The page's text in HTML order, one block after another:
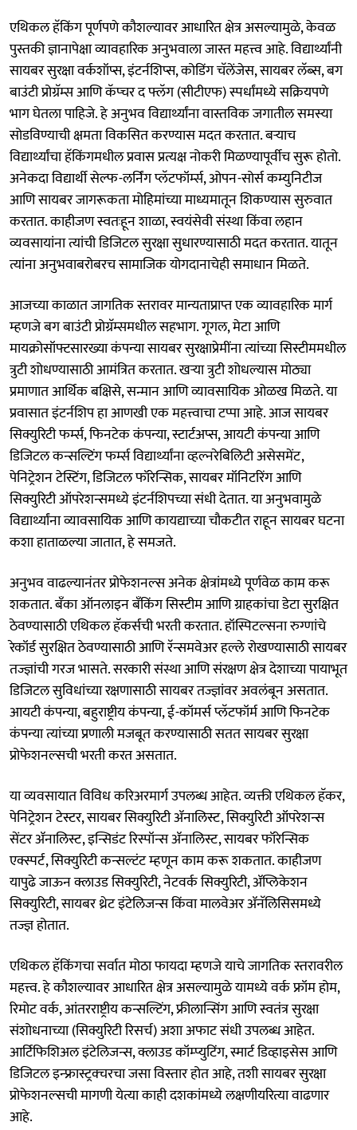
एथिकल हॅकिंग पूर्णपणे कौशल्यावर आधारित क्षेत्र असल्यामुळे, केवळ
पुस्तकी ज्ञानापेक्षा व्यावहारिक अनुभवाला जास्त महत्त्व आहे. विद्यार्थ्यांनी
सायबर सुरक्षा वर्कशॉप्स, इंटर्नशिप्स, कोडिंग चॅलेंजेस, सायबर लॅब्स, बग
बाउंटी प्रोग्रॅम्स आणि कॅप्चर द फ्लॅग (सीटीएफ) स्पर्धांमध्ये सक्रियपणे
भाग घेतला पाहिजे. हे अनुभव विद्यार्थ्यांना वास्तविक जगातील समस्या
सोडविण्याची क्षमता विकसित करण्यास मदत करतात. बऱ्याच
विद्यार्थ्यांचा हॅकिंगमधील प्रवास प्रत्यक्ष नोकरी मिळण्यापूर्वीच सुरू होतो.
अनेकदा विद्यार्थी सेल्फ-लर्निंग प्लॅटफॉर्म्स, ओपन-सोर्स कम्युनिटीज
आणि सायबर जागरूकता मोहिमांच्या माध्यमातून शिकण्यास सुरुवात
करतात. काहीजण स्वतःहून शाळा, स्वयंसेवी संस्था किंवा लहान
व्यवसायांना त्यांची डिजिटल सुरक्षा सुधारण्यासाठी मदत करतात. यातून
त्यांना अनुभवाबरोबरच सामाजिक योगदानाचेही समाधान मिळते.
आजच्या काळात जागतिक स्तरावर मान्यताप्राप्त एक व्यावहारिक मार्ग
म्हणजे बग बाउंटी प्रोग्रॅम्समधील सहभाग. गूगल, मेटा आणि
मायक्रोसॉफ्टसारख्या कंपन्या सायबर सुरक्षाप्रेमींना त्यांच्या सिस्टीममधील
त्रुटी शोधण्यासाठी आमंत्रित करतात. खऱ्या त्रुटी शोधल्यास मोठ्या
प्रमाणात आर्थिक बक्षिसे, सन्मान आणि व्यावसायिक ओळख मिळते. या
प्रवासात इंटर्नशिप हा आणखी एक महत्त्वाचा टप्पा आहे. आज सायबर
सिक्युरिटी फर्म्स, फिनटेक कंपन्या, स्टार्टअप्स, आयटी कंपन्या आणि
डिजिटल कन्सल्टिंग फर्म्स विद्यार्थ्यांना व्हल्नरेबिलिटी असेसमेंट,
पेनिट्रेशन टेस्टिंग, डिजिटल फॉरेन्सिक, सायबर मॉनिटरिंग आणि
सिक्युरिटी ऑपरेशन्समध्ये इंटर्नशिपच्या संधी देतात. या अनुभवामुळे
विद्यार्थ्यांना व्यावसायिक आणि कायद्याच्या चौकटीत राहून सायबर घटना
कशा हाताळल्या जातात, हे समजते.
अनुभव वाढल्यानंतर प्रोफेशनल्स अनेक क्षेत्रांमध्ये पूर्णवेळ काम करू
शकतात. बँका ऑनलाइन बँकिंग सिस्टीम आणि ग्राहकांचा डेटा सुरक्षित
ठेवण्यासाठी एथिकल हॅकर्सची भरती करतात. हॉस्पिटल्सना रुग्णांचे
रेकॉर्ड सुरक्षित ठेवण्यासाठी आणि रॅन्समवेअर हल्ले रोखण्यासाठी सायबर
तज्ज्ञांची गरज भासते. सरकारी संस्था आणि संरक्षण क्षेत्र देशाच्या पायाभूत
डिजिटल सुविधांच्या रक्षणासाठी सायबर तज्ज्ञांवर अवलंबून असतात.
आयटी कंपन्या, बहुराष्ट्रीय कंपन्या, ई-कॉमर्स प्लॅटफॉर्म आणि फिनटेक
कंपन्या त्यांच्या प्रणाली मजबूत करण्यासाठी सतत सायबर सुरक्षा
प्रोफेशनल्सची भरती करत असतात.
या व्यवसायात विविध करिअरमार्ग उपलब्ध आहेत. व्यक्ती एथिकल हॅकर,
पेनिट्रेशन टेस्टर, सायबर सिक्युरिटी ॲनालिस्ट, सिक्युरिटी ऑपरेशन्स
सेंटर ॲनालिस्ट, इन्सिडंट रिस्पॉन्स ॲनालिस्ट, सायबर फॉरेन्सिक
एक्स्पर्ट, सिक्युरिटी कन्सल्टंट म्हणून काम करू शकतात. काहीजण
यापुढे जाऊन क्लाउड सिक्युरिटी, नेटवर्क सिक्युरिटी, ॲप्लिकेशन
सिक्युरिटी, सायबर थ्रेट इंटेलिजन्स किंवा मालवेअर ॲनॅलिसिसमध्ये
तज्ज्ञ होतात.
एथिकल हॅकिंगचा सर्वात मोठा फायदा म्हणजे याचे जागतिक स्तरावरील
महत्त्व. हे कौशल्यावर आधारित क्षेत्र असल्यामुळे यामध्ये वर्क फ्रॉम होम,
रिमोट वर्क, आंतरराष्ट्रीय कन्सल्टिंग, फ्रीलान्सिंग आणि स्वतंत्र सुरक्षा
संशोधनाच्या (सिक्युरिटी रिसर्च) अशा अफाट संधी उपलब्ध आहेत.
आर्टिफिशिअल इंटेलिजन्स, क्लाउड कॉम्प्युटिंग, स्मार्ट डिव्हाइसेस आणि
डिजिटल इन्फ्रास्ट्रक्चरचा जसा विस्तार होत आहे, तशी सायबर सुरक्षा
प्रोफेशनल्सची मागणी येत्या काही दशकांमध्ये लक्षणीयरित्या वाढणार
आहे.